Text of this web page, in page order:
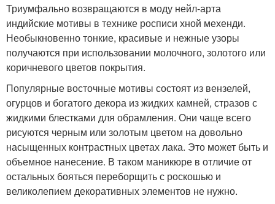
Триумфально возвращаются в моду нейл-арта
индийские мотивы в технике росписи хной мехенди.
Необыкновенно тонкие, красивые и нежные узоры
получаются при использовании молочного, золотого или
коричневого цветов покрытия.
Популярные восточные мотивы состоят из вензелей,
огурцов и богатого декора из жидких камней, стразов с
жидкими блестками для обрамления. Они чаще всего
рисуются черным или золотым цветом на довольно
насыщенных контрастных цветах лака. Это может быть и
объемное нанесение. В таком маникюре в отличие от
остальных бояться переборщить с роскошью и
великолепием декоративных элементов не нужно.